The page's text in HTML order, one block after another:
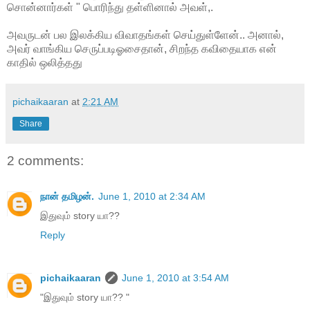
சொன்னார்கள் " பொரிந்து தள்ளினால் அவள்,.
அவருடன் பல இலக்கிய விவாதங்கள் செய்துள்ளேன்.. அனால்,
அவர் வாங்கிய செருப்படிஓசைதான், சிறந்த கவிதையாக என்
காதில் ஒலித்தது
pichaikaaran at 2:21 AM
Share
2 comments:
நான் தமிழன். June 1, 2010 at 2:34 AM
இதுவும் story யா??
Reply
pichaikaaran
June 1, 2010 at 3:54 AM
"இதுவும் story யா?? "